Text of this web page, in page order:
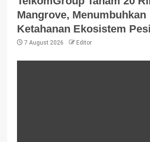
Mangrove, Menumbuhkan
Ketahanan Ekosistem
7 August 2026 Editor